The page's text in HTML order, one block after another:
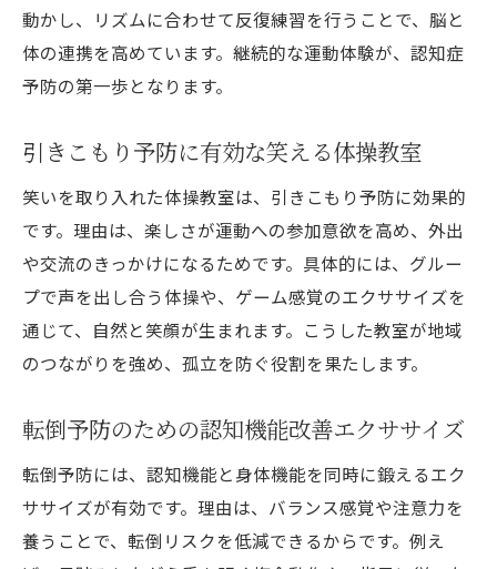
動かし、リズムに合わせて反復練習を行うことで、脳と
体の連携を高めています。継続的な運動体験が、認知症
予防の第一歩となります。
引きこもり予防に有効な笑える体操教室
笑いを取り入れた体操教室は、引きこもり予防に効果的
です。理由は、楽しさが運動への参加意欲を高め、外出
や交流のきっかけになるためです。具体的には、グルー
プで声を出し合う体操や、ゲーム感覚のエクササイズを
通じて、自然と笑顔が生まれます。こうした教室が地域
のつながりを強め、孤立を防ぐ役割を果たします。
転倒予防のための認知機能改善エクササイズ
転倒予防には、認知機能と身体機能を同時に鍛えるエク
ササイズが有効です。理由は、バランス感覚や注意力を
養うことで、転倒リスクを低減できるからです。例え